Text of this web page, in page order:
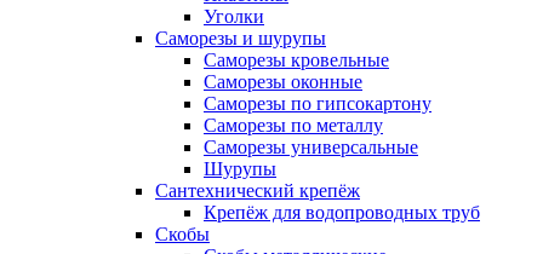
Уголки
Саморезы и шурупы
Саморезы кровельные
Саморезы оконные
Саморезы по гипсокартону
Саморезы по металлу
Саморезы универсальные
Шурупы
Сантехнический крепёж
Крепёж для водопроводных труб
Скобы